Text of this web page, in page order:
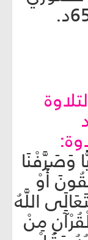
وَصَرَّفْنَا
أَوْ
(113) فَتَعَالَى اللَّهُ
مِنْ